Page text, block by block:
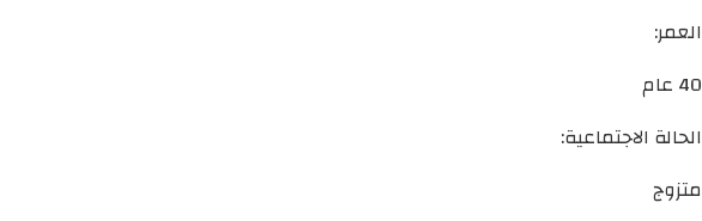
العمر:
40 عام
الحالة الاجتماعية:
متزوج